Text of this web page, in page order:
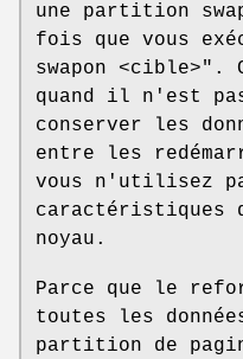
une partition
fois que vous
swapon
quand il n'est
conserver les
entre les
vous n'utilisez
caractéristiques
noyau.
Parce que le
toutes les
partition de